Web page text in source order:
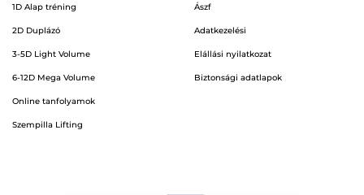
1D Alap tréning
2D Duplázó
3-5D Light Volume
6-12D Mega Volume
Online tanfolyamok
Szempilla Lifting
Ászf
Adatkezelési
Elállási nyilatkozat
Biztonsági adatlapok